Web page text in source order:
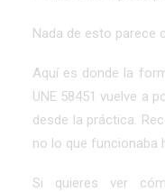
Nada de esto parece
Aquí es donde la
UNE 58451 vuelve a
desde la práctica.
no lo que funcionaba
Si quieres ver